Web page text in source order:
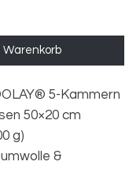
Warenkorb
5-Kammern
50×20 cm
g)
&